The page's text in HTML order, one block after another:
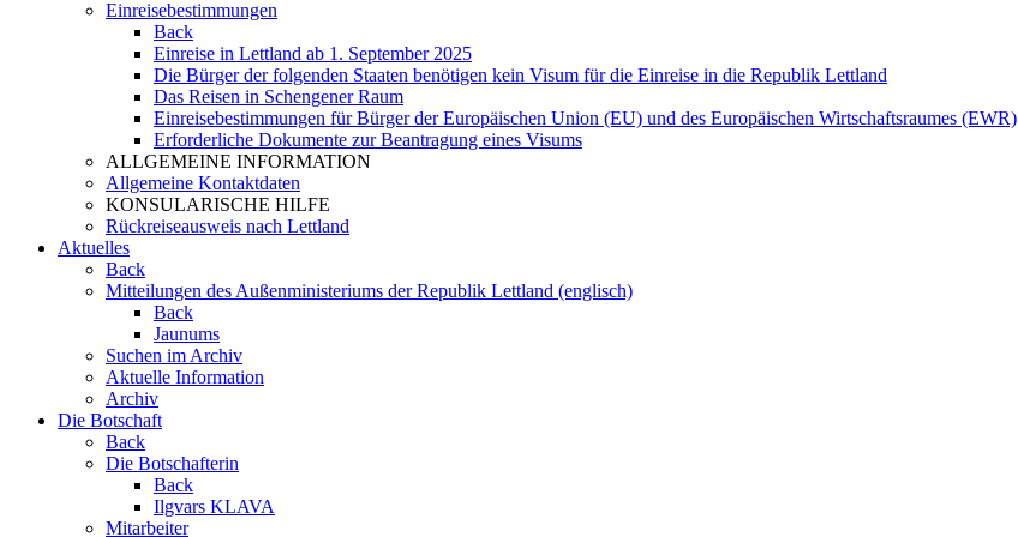
Einreisebestimmungen
Back
Einreise in Lettland ab 1. September 2025
Die Bürger der folgenden Staaten benötigen kein Visum für die Einreise in die Republik Lettland
Das Reisen in Schengener Raum
Einreisebestimmungen für Bürger der Europäischen Union (EU) und des Europäischen Wirtschaftsraumes (EWR)
Erforderliche Dokumente zur Beantragung eines Visums
ALLGEMEINE INFORMATION
Allgemeine Kontaktdaten
KONSULARISCHE HILFE
Rückreiseausweis nach Lettland
Aktuelles
Back
Mitteilungen des Außenministeriums der Republik Lettland (englisch)
Back
Jaunums
Suchen im Archiv
Aktuelle Information
Archiv
Die Botschaft
Back
Die Botschafterin
Back
Ilgvars KLAVA
Mitarbeiter